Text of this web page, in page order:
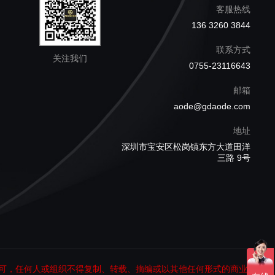
关注我们
客服热线
136 3260 3844
联系方式
0755-23116643
邮箱
aode@gdaode.com
地址
深圳市宝安区松岗镇东方大道田洋
三路 9号
，任何人或组织不得复制、转载、摘编或以其他任何形式的商业